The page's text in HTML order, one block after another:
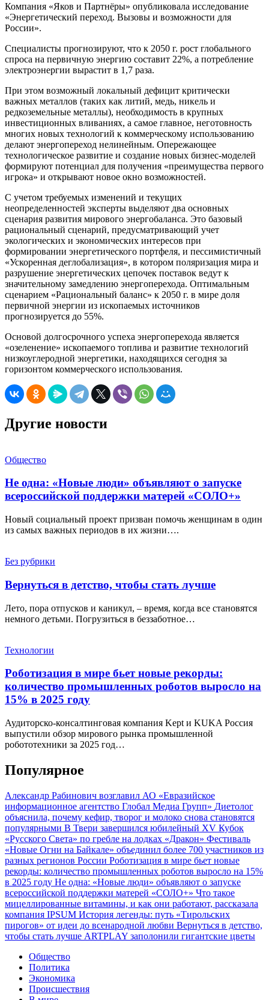
Компания «Яков и Партнёры» опубликовала исследование
«Энергетический переход. Вызовы и возможности для
России».
Специалисты прогнозируют, что к 2050 г. рост глобального
спроса на первичную энергию составит 22%, а потребление
электроэнергии вырастит в 1,7 раза.
При этом возможный локальный дефицит критически
важных металлов (таких как литий, медь, никель и
редкоземельные металлы), необходимость в крупных
инвестиционных вливаниях, а самое главное, неготовность
многих новых технологий к коммерческому использованию
делают энергопереход нелинейным. Опережающее
технологическое развитие и создание новых бизнес-моделей
формируют потенциал для получения «преимущества первого
игрока» и открывают новое окно возможностей.
С учетом требуемых изменений и текущих
неопределенностей эксперты выделяют два основных
сценария развития мирового энергобаланса. Это базовый
рациональный сценарий, предусматривающий учет
экологических и экономических интересов при
формировании энергетического портфеля, и пессимистичный
«Ускоренная деглобализация», в котором поляризация мира и
разрушение энергетических цепочек поставок ведут к
значительному замедлению энергоперехода. Оптимальным
сценарием «Рациональный баланс» к 2050 г. в мире доля
первичной энергии из ископаемых источников
прогнозируется до 55%.
Основой долгосрочного успеха энергоперехода является
«озеленение» ископаемого топлива и развитие технологий
низкоуглеродной энергетики, находящихся сегодня за
горизонтом коммерческого использования.
Другие новости
Общество
Не одна: «Новые люди» объявляют о запуске
всероссийской поддержки матерей «СОЛО+»
Новый социальный проект призван помочь женщинам в один
из самых важных периодов в их жизни….
Без рубрики
Вернуться в детство, чтобы стать лучше
Лето, пора отпусков и каникул, – время, когда все становятся
немного детьми. Погрузиться в беззаботное…
Технологии
Роботизация в мире бьет новые рекорды:
количество промышленных роботов выросло на
15% в 2025 году
Аудиторско-консалтинговая компания Kept и KUKA Россия
выпустили обзор мирового рынка промышленной
робототехники за 2025 год…
Популярное
Александр Рабинович возглавил АО «Евразийское
информационное агентство Глобал Медиа Групп» Диетолог
объяснила, почему кефир, творог и молоко снова становятся
популярными В Твери завершился юбилейный XV Кубок
«Русского Света» по гребле на лодках «Дракон» Фестиваль
«Новые Огни на Байкале» объединил более 700 участников из
разных регионов России Роботизация в мире бьет новые
рекорды: количество промышленных роботов выросло на 15%
в 2025 году Не одна: «Новые люди» объявляют о запуске
всероссийской поддержки матерей «СОЛО+» Что такое
мицеллированные витамины, и как они работают, рассказала
компания IPSUM История легенды: путь «Тирольских
пирогов» от идеи до всенародной любви Вернуться в детство,
чтобы стать лучше ARTPLAY заполонили гигантские цветы
Общество
Политика
Экономика
Происшествия